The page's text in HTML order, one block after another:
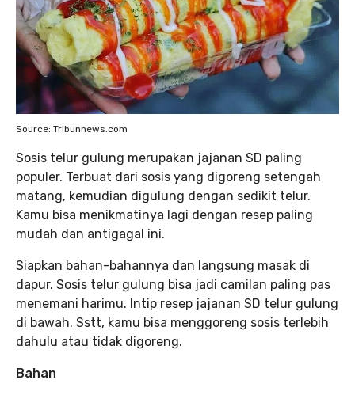
Source: Tribunnews.com
Sosis telur gulung merupakan jajanan SD paling
populer. Terbuat dari sosis yang digoreng setengah
matang, kemudian digulung dengan sedikit telur.
Kamu bisa menikmatinya lagi dengan resep paling
mudah dan antigagal ini.
Siapkan bahan-bahannya dan langsung masak di
dapur. Sosis telur gulung bisa jadi camilan paling pas
menemani harimu. Intip resep jajanan SD telur gulung
di bawah. Sstt, kamu bisa menggoreng sosis terlebih
dahulu atau tidak digoreng.
Bahan